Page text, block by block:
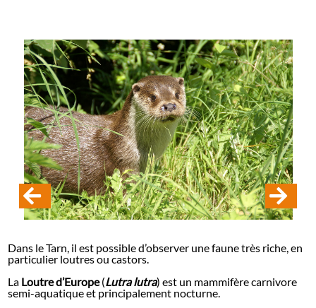
Dans le Tarn, il est possible d’observer une faune très riche, en
particulier loutres ou castors.
La Loutre d’Europe(Lutra lutra) est un mammifère carnivore
semi-aquatique et principalement nocturne.